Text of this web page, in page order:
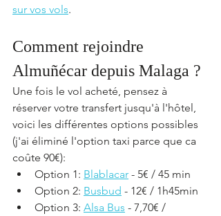
sur vos vols.
Comment rejoindre
Almuñécar depuis Malaga ?
Une fois le vol acheté, pensez à
réserver votre transfert jusqu'à l'hôtel,
voici les différentes options possibles
(j'ai éliminé l'option taxi parce que ca
coûte 90€):
Option 1: Blablacar - 5€ / 45 min
Option 2: Busbud - 12€ / 1h45min
Option 3: Alsa Bus - 7,70€ /